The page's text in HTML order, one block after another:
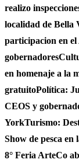
realizo
localidad de Bella
participacion en
gobernadores
en homenaje a la
gratuitoPolítica:
CEOS y
YorkTurismo:
Show de pesca
8° Feria ArteCo